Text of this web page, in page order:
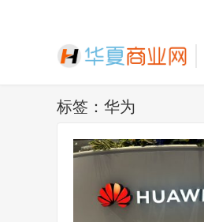
标签：华为